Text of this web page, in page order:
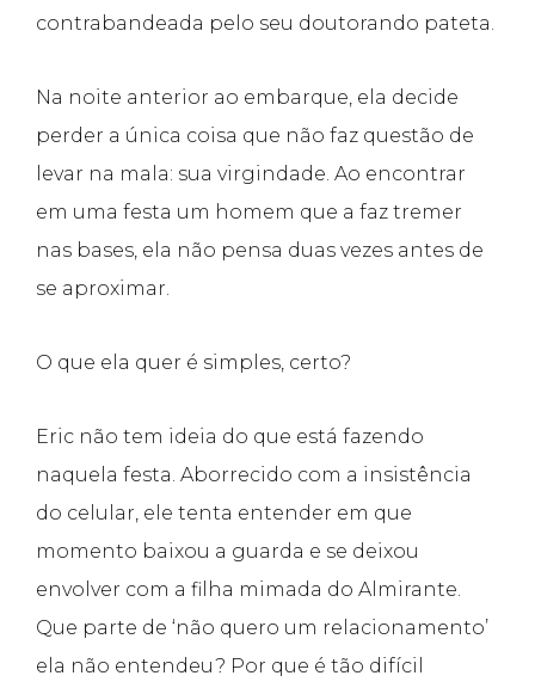
contrabandeada pelo seu doutorando pateta.
Na noite anterior ao embarque, ela decide
perder a única coisa que não faz questão de
levar na mala: sua virgindade. Ao encontrar
em uma festa um homem que a faz tremer
nas bases, ela não pensa duas vezes antes de
se aproximar.
O que ela quer é simples, certo?
Eric não tem ideia do que está fazendo
naquela festa. Aborrecido com a insistência
do celular, ele tenta entender em que
momento baixou a guarda e se deixou
envolver com a filha mimada do Almirante.
Que parte de ‘não quero um relacionamento’
ela não entendeu? Por que é tão difícil